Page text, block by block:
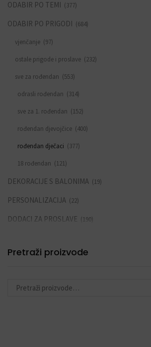
ODABIR PO TEMI (377)
ODABIR PO PRIGODI (684)
vjenčanje (97)
ostale prigode i proslave (232)
sve za rođendan (553)
odrasli rođendan (314)
sve za 1. rođendan (152)
rođendan djevojčice (400)
rođendan dječaci (377)
18 rođendan (121)
DEKORACIJE S BALONIMA (19)
PERSONALIZACIJA (22)
DODACI ZA PROSLAVE (190)
Pretraži proizvode